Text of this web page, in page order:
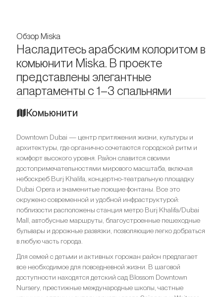
Обзор Miska
Насладитесь арабским колоритом в
комьюнити Miska. В проекте
представлены элегантные
апартаменты с 1–3 спальнями
Комьюнити
Downtown Dubai — центр притяжения жизни, культуры и
архитектуры, где органично сочетаются городской ритм и
комфорт высокого уровня. Район славится своими
достопримечательностями мирового масштаба, включая
небоскреб Burj Khalifa, концертно-театральную площадку
Dubai Opera и знаменитые поющие фонтаны. Все это
окружено современной и удобной инфраструктурой:
поблизости расположены станция метро Burj Khalifa/Dubai
Mall, автобусные маршруты, благоустроенные пешеходные
бульвары и дорожные развязки, позволяющие легко добраться
в любую часть города.
Для семей с детьми и активных горожан район предлагает
все необходимое для повседневной жизни. В шаговой
доступности находятся детский сад Blossom Downtown
Nursery, престижные международные школы, частные